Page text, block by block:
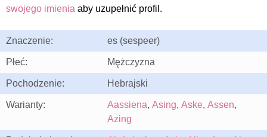
swojego imienia aby uzupełnić profil.
Znaczenie: es (sespeer)
Płeć: Mężczyzna
Pochodzenie: Hebrajski
Warianty: Aassiena, Asing, Aske, Assen,
Azing